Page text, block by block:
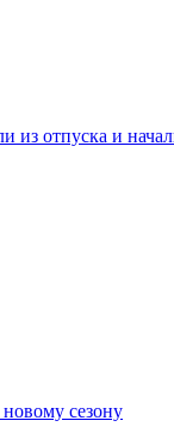
из отпуска и
новому сезону